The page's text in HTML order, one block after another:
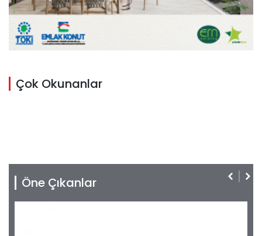
Çok Okunanlar
Öne Çıkanlar